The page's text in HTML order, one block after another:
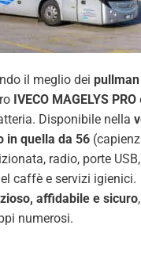
il meglio dei
IVECO MAGELYS PRO
Disponibile nella
in quella da 56
radio, porte
caffè e servizi igienici.
affidabile e sicuro
numerosi.